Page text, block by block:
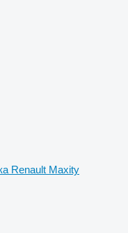
Renault Maxity